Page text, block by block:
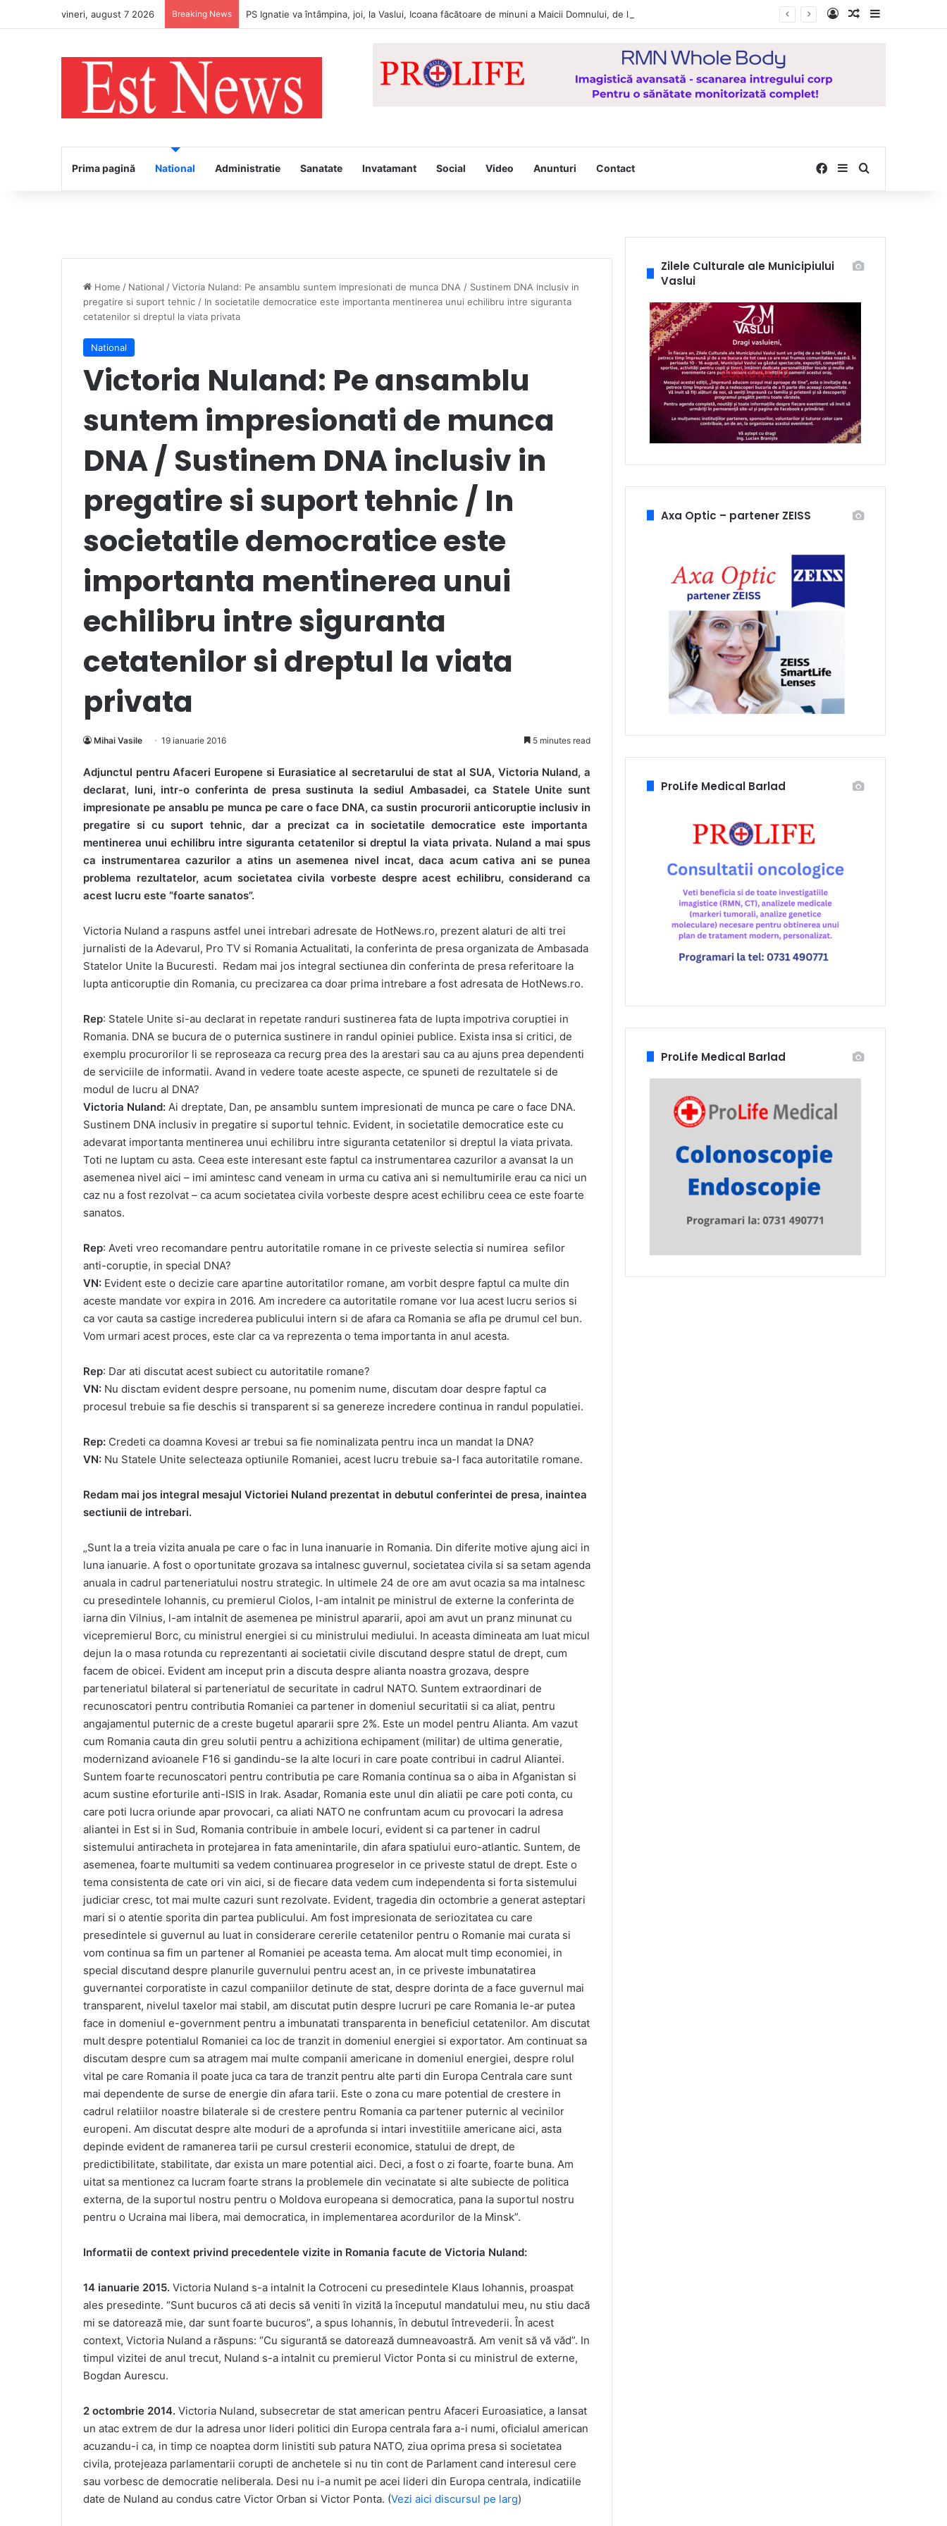
vineri, august 7 2026 Breaking News PS Ignatie va întâmpina, joi, la Vaslui, Icoana făcătoare de minuni a Maicii Domnului, de la Mănăstirea Hadâmbu Log InRandom Article
Prima pagină National Administratie Sanatate Invatamant Social Video Anunturi Contact Facebook
SidebarSearch for
Home / National /Victoria Nuland: Pe ansamblu suntem impresionati de munca DNA / Sustinem DNA inclusiv in
pregatire si suport tehnic / In societatile democratice este importanta mentinerea unui echilibru intre siguranta
cetatenilor si dreptul la viata privata
National
Victoria Nuland: Pe ansamblu
suntem impresionati de munca
DNA / Sustinem DNA inclusiv in
pregatire si suport tehnic / In
societatile democratice este
importanta mentinerea unui
echilibru intre siguranta
cetatenilor si dreptul la viata
privata
Mihai Vasile 19 ianuarie 2016 5 minutes read
Adjunctul pentru Afaceri Europene si Eurasiatice al secretarului de stat al SUA, Victoria Nuland, a
declarat, luni, intr-o conferinta de presa sustinuta la sediul Ambasadei, ca Statele Unite sunt
impresionate pe ansablu pe munca pe care o face DNA, ca sustin procurorii anticoruptie inclusiv in
pregatire si cu suport tehnic, dar a precizat ca in societatile democratice este importanta
mentinerea unui echilibru intre siguranta cetatenilor si dreptul la viata privata. Nuland a mai spus
ca instrumentarea cazurilor a atins un asemenea nivel incat, daca acum cativa ani se punea
problema rezultatelor, acum societatea civila vorbeste despre acest echilibru, considerand ca
acest lucru este “foarte sanatos”.
Victoria Nuland a raspuns astfel unei intrebari adresate de HotNews.ro, prezent alaturi de alti trei
jurnalisti de la Adevarul, Pro TV si Romania Actualitati, la conferinta de presa organizata de Ambasada
Statelor Unite la Bucuresti. Redam mai jos integral sectiunea din conferinta de presa referitoare la
lupta anticoruptie din Romania, cu precizarea ca doar prima intrebare a fost adresata de HotNews.ro.
Rep: Statele Unite si-au declarat in repetate randuri sustinerea fata de lupta impotriva coruptiei in
Romania. DNA se bucura de o puternica sustinere in randul opiniei publice. Exista insa si critici, de
exemplu procurorilor li se reproseaza ca recurg prea des la arestari sau ca au ajuns prea dependenti
de serviciile de informatii. Avand in vedere toate aceste aspecte, ce spuneti de rezultatele si de
modul de lucru al DNA?
Victoria Nuland: Ai dreptate, Dan, pe ansamblu suntem impresionati de munca pe care o face DNA.
Sustinem DNA inclusiv in pregatire si suportul tehnic. Evident, in societatile democratice este cu
adevarat importanta mentinerea unui echilibru intre siguranta cetatenilor si dreptul la viata privata.
Toti ne luptam cu asta. Ceea este interesant este faptul ca instrumentarea cazurilor a avansat la un
asemenea nivel aici – imi amintesc cand veneam in urma cu cativa ani si nemultumirile erau ca nici un
caz nu a fost rezolvat – ca acum societatea civila vorbeste despre acest echilibru ceea ce este foarte
sanatos.
Rep: Aveti vreo recomandare pentru autoritatile romane in ce priveste selectia si numirea sefilor
anti-coruptie, in special DNA?
VN: Evident este o decizie care apartine autoritatilor romane, am vorbit despre faptul ca multe din
aceste mandate vor expira in 2016. Am incredere ca autoritatile romane vor lua acest lucru serios si
ca vor cauta sa castige increderea publicului intern si de afara ca Romania se afla pe drumul cel bun.
Vom urmari acest proces, este clar ca va reprezenta o tema importanta in anul acesta.
Rep: Dar ati discutat acest subiect cu autoritatile romane?
VN: Nu disctam evident despre persoane, nu pomenim nume, discutam doar despre faptul ca
procesul trebuie sa fie deschis si transparent si sa genereze incredere continua in randul populatiei.
Rep: Credeti ca doamna Kovesi ar trebui sa fie nominalizata pentru inca un mandat la DNA?
VN: Nu Statele Unite selecteaza optiunile Romaniei, acest lucru trebuie sa-l faca autoritatile romane.
Redam mai jos integral mesajul Victoriei Nuland prezentat in debutul conferintei de presa, inaintea
sectiunii de intrebari.
„Sunt la a treia vizita anuala pe care o fac in luna inanuarie in Romania. Din diferite motive ajung aici in
luna ianuarie. A fost o oportunitate grozava sa intalnesc guvernul, societatea civila si sa setam agenda
anuala in cadrul parteneriatului nostru strategic. In ultimele 24 de ore am avut ocazia sa ma intalnesc
cu presedintele Iohannis, cu premierul Ciolos, l-am intalnit pe ministrul de externe la conferinta de
iarna din Vilnius, l-am intalnit de asemenea pe ministrul apararii, apoi am avut un pranz minunat cu
vicepremierul Borc, cu ministrul energiei si cu ministrului mediului. In aceasta dimineata am luat micul
dejun la o masa rotunda cu reprezentanti ai societatii civile discutand despre statul de drept, cum
facem de obicei. Evident am inceput prin a discuta despre alianta noastra grozava, despre
parteneriatul bilateral si parteneriatul de securitate in cadrul NATO. Suntem extraordinari de
recunoscatori pentru contributia Romaniei ca partener in domeniul securitatii si ca aliat, pentru
angajamentul puternic de a creste bugetul apararii spre 2%. Este un model pentru Alianta. Am vazut
cum Romania cauta din greu solutii pentru a achizitiona echipament (militar) de ultima generatie,
modernizand avioanele F16 si gandindu-se la alte locuri in care poate contribui in cadrul Aliantei.
Suntem foarte recunoscatori pentru contributia pe care Romania continua sa o aiba in Afganistan si
acum sustine eforturile anti-ISIS in Irak. Asadar, Romania este unul din aliatii pe care poti conta, cu
care poti lucra oriunde apar provocari, ca aliati NATO ne confruntam acum cu provocari la adresa
aliantei in Est si in Sud, Romania contribuie in ambele locuri, evident si ca partener in cadrul
sistemului antiracheta in protejarea in fata amenintarile, din afara spatiului euro-atlantic. Suntem, de
asemenea, foarte multumiti sa vedem continuarea progreselor in ce priveste statul de drept. Este o
tema consistenta de cate ori vin aici, si de fiecare data vedem cum independenta si forta sistemului
judiciar cresc, tot mai multe cazuri sunt rezolvate. Evident, tragedia din octombrie a generat asteptari
mari si o atentie sporita din partea publicului. Am fost impresionata de seriozitatea cu care
presedintele si guvernul au luat in considerare cererile cetatenilor pentru o Romanie mai curata si
vom continua sa fim un partener al Romaniei pe aceasta tema. Am alocat mult timp economiei, in
special discutand despre planurile guvernului pentru acest an, in ce priveste imbunatatirea
guvernantei corporatiste in cazul companiilor detinute de stat, despre dorinta de a face guvernul mai
transparent, nivelul taxelor mai stabil, am discutat putin despre lucruri pe care Romania le-ar putea
face in domeniul e-government pentru a imbunatati transparenta in beneficiul cetatenilor. Am discutat
mult despre potentialul Romaniei ca loc de tranzit in domeniul energiei si exportator. Am continuat sa
discutam despre cum sa atragem mai multe companii americane in domeniul energiei, despre rolul
vital pe care Romania il poate juca ca tara de tranzit pentru alte parti din Europa Centrala care sunt
mai dependente de surse de energie din afara tarii. Este o zona cu mare potential de crestere in
cadrul relatiilor noastre bilaterale si de crestere pentru Romania ca partener puternic al vecinilor
europeni. Am discutat despre alte moduri de a aprofunda si intari investitiile americane aici, asta
depinde evident de ramanerea tarii pe cursul cresterii economice, statului de drept, de
predictibilitate, stabilitate, dar exista un mare potential aici. Deci, a fost o zi foarte, foarte buna. Am
uitat sa mentionez ca lucram foarte strans la problemele din vecinatate si alte subiecte de politica
externa, de la suportul nostru pentru o Moldova europeana si democratica, pana la suportul nostru
pentru o Ucraina mai libera, mai democratica, in implementarea acordurilor de la Minsk”.
Informatii de context privind precedentele vizite in Romania facute de Victoria Nuland:
14 ianuarie 2015. Victoria Nuland s-a intalnit la Cotroceni cu presedintele Klaus Iohannis, proaspat
ales presedinte. “Sunt bucuros că ati decis să veniti în vizită la începutul mandatului meu, nu stiu dacă
mi se datorează mie, dar sunt foarte bucuros”, a spus Iohannis, în debutul întrevederii. În acest
context, Victoria Nuland a răspuns: “Cu sigurantă se datorează dumneavoastră. Am venit să vă văd”. In
timpul vizitei de anul trecut, Nuland s-a intalnit cu premierul Victor Ponta si cu ministrul de externe,
Bogdan Aurescu.
2 octombrie 2014. Victoria Nuland, subsecretar de stat american pentru Afaceri Euroasiatice, a lansat
un atac extrem de dur la adresa unor lideri politici din Europa centrala fara a-i numi, oficialul american
acuzandu-i ca, in timp ce noaptea dorm linistiti sub patura NATO, ziua oprima presa si societatea
civila, protejeaza parlamentarii corupti de anchetele si nu tin cont de Parlament cand interesul cere
sau vorbesc de democratie neliberala. Desi nu i-a numit pe acei lideri din Europa centrala, indicatiile
date de Nuland au condus catre Victor Orban si Victor Ponta. (Vezi aici discursul pe larg)
Zilele Culturale ale Municipiului
Vaslui
Axa Optic – partener ZEISS
ProLife Medical Barlad
ProLife Medical Barlad